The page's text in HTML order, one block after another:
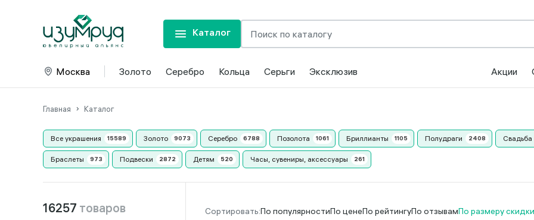
Каталог
Москва Золото Серебро Кольца Серьги Эксклюзив Акции
Главная Каталог
Все украшения Золото Серебро Позолота Бриллианты Полудраги Свадьба
Браслеты Подвески Детям Часы, сувениры, аксессуары
16257 товаров По популярностиПо ценеПо рейтингуПо отзывамПо размеру